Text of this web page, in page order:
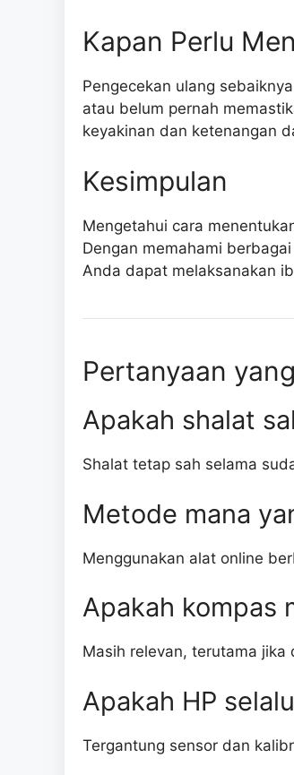
Kapan Perlu
Pengecekan ulang
atau belum pernah
keyakinan dan ketenangan
Kesimpulan
Mengetahui cara
Dengan memahami
Anda dapat melaksanakan
Pertanyaan
Apakah shalat
Shalat tetap sah selama
Metode mana
Menggunakan alat online
Apakah kompas
Masih relevan, terutama
Apakah HP
Tergantung sensor dan